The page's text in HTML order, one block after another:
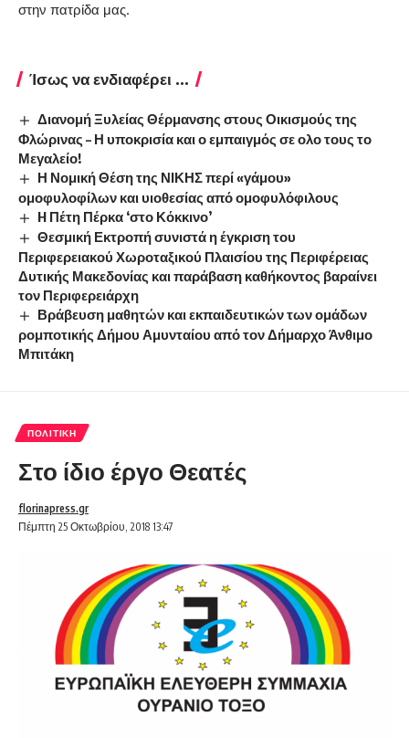
στην πατρίδα μας.
Ίσως να ενδιαφέρει ...
Διανομή Ξυλείας Θέρμανσης στους Οικισμούς της
Φλώρινας – Η υποκρισία και ο εμπαιγμός σε ολο τους το
Μεγαλείο!
Η Νομική Θέση της ΝΙΚΗΣ περί «γάμου»
ομοφυλοφίλων και υιοθεσίας από ομοφυλόφιλους
H Πέτη Πέρκα ‘στο Κόκκινο’
Θεσμική Εκτροπή συνιστά η έγκριση του
Περιφερειακού Χωροταξικού Πλαισίου της Περιφέρειας
Δυτικής Μακεδονίας και παράβαση καθήκοντος βαραίνει
τον Περιφερειάρχη
Βράβευση μαθητών και εκπαιδευτικών των ομάδων
ρομποτικής Δήμου Αμυνταίου από τον Δήμαρχο Άνθιμο
Μπιτάκη
ΠΟΛΙΤΙΚΉ
Στο ίδιο έργο Θεατές
Πέμπτη 25 Οκτωβρίου, 2018 13:47
florinapress.gr